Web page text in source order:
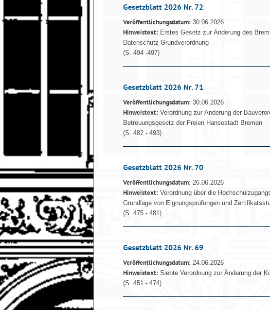
Gesetzblatt 2026 Nr. 72
Veröffentlichungsdatum: 30.06.2026
Hinweistext: Erstes Gesetz zur Änderung des
Datenschutz-Grundverordnung
(S. 494 -497)
Gesetzblatt 2026 Nr. 71
Veröffentlichungsdatum: 30.06.2026
Hinweistext: Verordnung zur Änderung der
Betreuungsgesetz der Freien Hansestadt Bremen
(S. 482 - 493)
Gesetzblatt 2026 Nr. 70
Veröffentlichungsdatum: 26.06.2026
Hinweistext: Verordnung über die
Grundlage von Eignungsprüfungen und
(S. 475 - 481)
Gesetzblatt 2026 Nr. 69
Veröffentlichungsdatum: 24.06.2026
Hinweistext: Siebte Verordnung zur Änderung der
(S. 451 - 474)